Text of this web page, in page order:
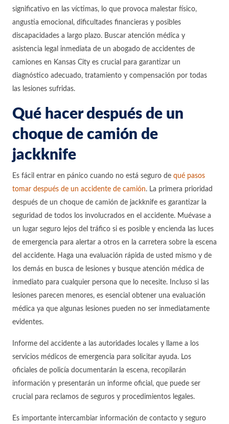
significativo en las víctimas, lo que provoca malestar físico,
angustia emocional, dificultades financieras y posibles
discapacidades a largo plazo. Buscar atención médica y
asistencia legal inmediata de un abogado de accidentes de
camiones en Kansas City es crucial para garantizar un
diagnóstico adecuado, tratamiento y compensación por todas
las lesiones sufridas.
Qué hacer después de un
choque de camión de
jackknife
Es fácil entrar en pánico cuando no está seguro de qué pasos
tomar después de un accidente de camión. La primera prioridad
después de un choque de camión de jackknife es garantizar la
seguridad de todos los involucrados en el accidente. Muévase a
un lugar seguro lejos del tráfico si es posible y encienda las luces
de emergencia para alertar a otros en la carretera sobre la escena
del accidente. Haga una evaluación rápida de usted mismo y de
los demás en busca de lesiones y busque atención médica de
inmediato para cualquier persona que lo necesite. Incluso si las
lesiones parecen menores, es esencial obtener una evaluación
médica ya que algunas lesiones pueden no ser inmediatamente
evidentes.
Informe del accidente a las autoridades locales y llame a los
servicios médicos de emergencia para solicitar ayuda. Los
oficiales de policía documentarán la escena, recopilarán
información y presentarán un informe oficial, que puede ser
crucial para reclamos de seguros y procedimientos legales.
Es importante intercambiar información de contacto y seguro